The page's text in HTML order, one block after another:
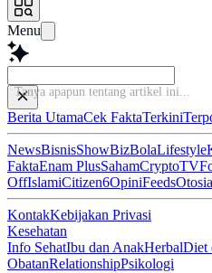
Menu
Tanya apapun tentang a
Berita UtamaCek FaktaTerkini
NewsBisnisShowBizBolaLifestyle
FaktaEnam PlusSahamCryptoTV
OffIslamiCitizen6OpiniFeedsOtosia
KontakKebijakan Privasi
Kesehatan
Info SehatIbu dan AnakHerbalDiet
ObatanRelationshipPsikologi